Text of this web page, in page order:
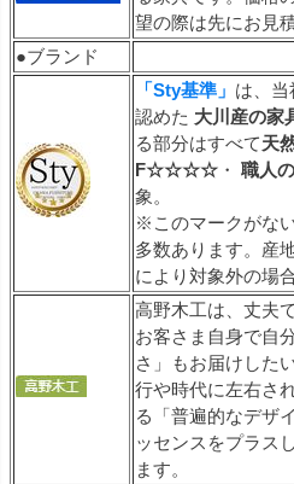
望の際は先にお見
●ブランド
「Sty基準」 は、当
認めた 大川産の家
る部分はすべて天
F☆☆☆☆ ・ 職人
象。
※このマークがな
多数あります。産
により対象外の場
高野木工は、丈夫
お客さま自身で自
さ」もお届けした
行や時代に左右さ
る「普遍的なデザ
ッセンスをプラス
ます。